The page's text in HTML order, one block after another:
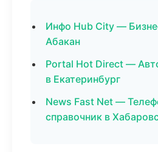
Инфо Hub City —
Абакан
Portal Hot Direct —
в Екатеринбург
News Fast Net —
справочник в